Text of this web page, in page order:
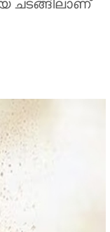
ചടങ്ങിലാണ്